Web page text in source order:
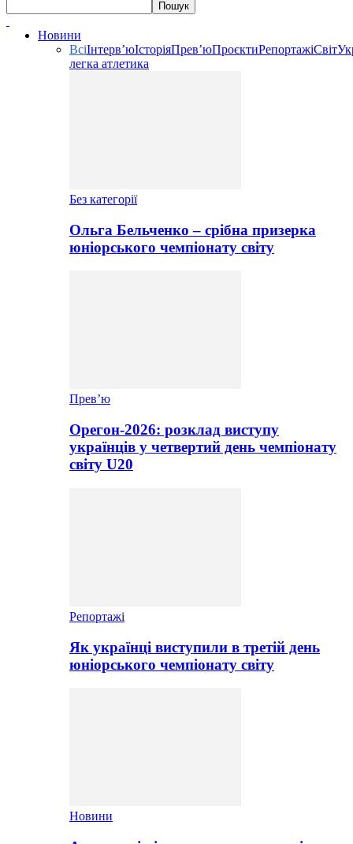
Новини
ВсіІнтерв’юІсторіяПрев’юПроєктиРепортажіСвіт
легка атлетика
Без категорії
Ольга Бельченко – срібна призерка
юніорського чемпіонату світу
Прев’ю
Орегон-2026: розклад виступу
українців у четвертий день чемпіонату
світу U20
Репортажі
Як українці виступили в третій день
юніорського чемпіонату світу
Новини